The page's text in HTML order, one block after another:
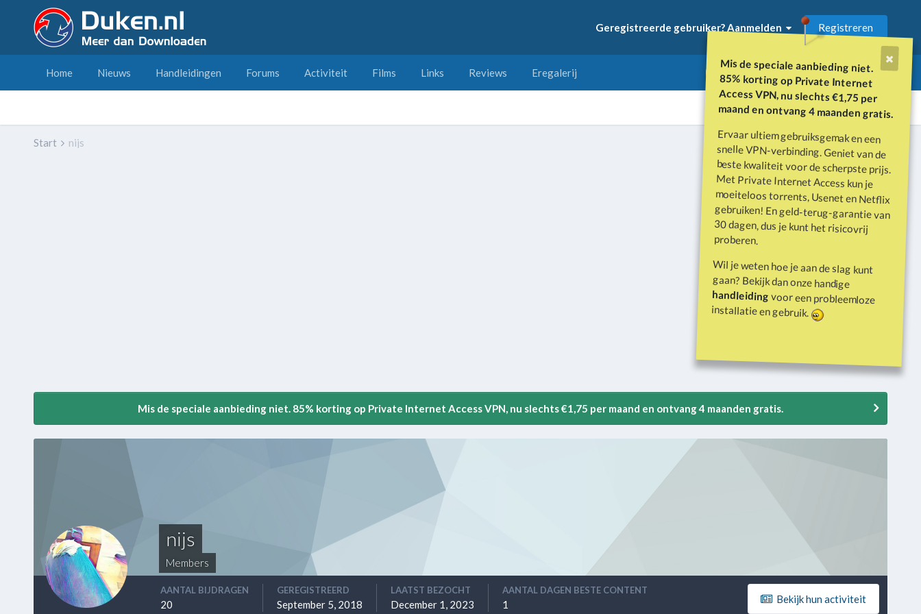
Mis de speciale aanbieding niet.
85% korting op Private Internet
Access VPN, nu slechts €1,75 per
maand en ontvang 4 maanden gratis.
Ervaar ultiem gebruiksgemak en een
snelle VPN-verbinding. Geniet van de
beste kwaliteit voor de scherpste prijs.
Met Private Internet Access kun je
moeiteloos torrents, Usenet en Netflix
gebruiken! En geld-terug-garantie van
30 dagen, dus je kunt het risicovrij
proberen.
Wil je weten hoe je aan de slag kunt
gaan? Bekijk dan onze handige
handleidingvoor een probleemloze
installatie en gebruik.
Geregistreerde gebruiker? Aanmelden Registreren
Home Nieuws Handleidingen Forums Activiteit Films Links Reviews Eregalerij
Alle activiteit
Start nijs
Mis de speciale aanbieding niet. 85% korting op Private Internet Access VPN, nu slechts €1,75 per maand en ontvang 4 maanden gratis.
nijs
Members
Bekijk hun activiteit
AANTAL BIJDRAGEN
20
GEREGISTREERD
September 5, 2018
LAATST BEZOCHT
December 1, 2023
AANTAL DAGEN BESTE CONTENT
1